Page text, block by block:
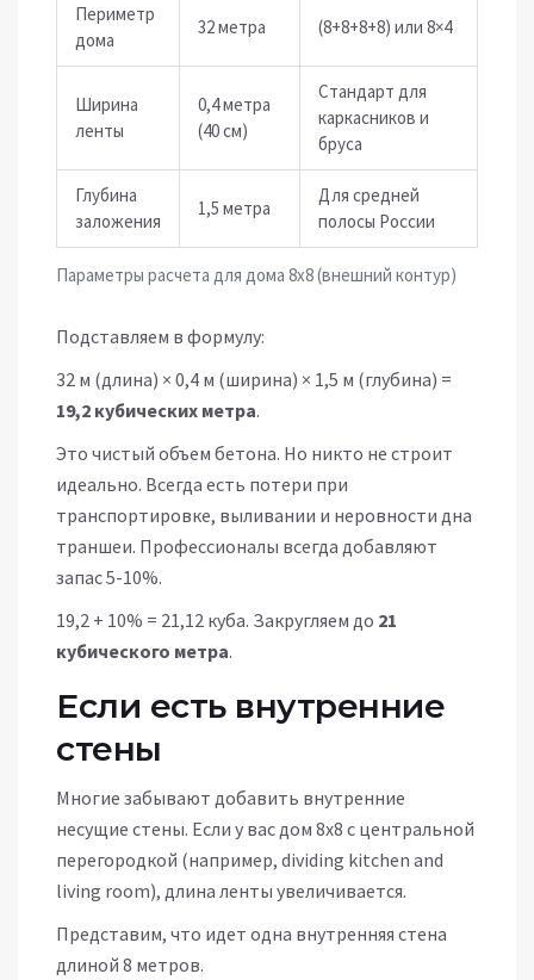
Параметры расчета для дома 8х8 (внешний контур)
Периметр
дома
32 метра (8+8+8+8) или 8×4
Ширина
ленты
0,4 метра
(40 см)
Стандарт для
каркасников и
бруса
Глубина
заложения
1,5 метра
Для средней
полосы России
Подставляем в формулу:
32 м (длина) × 0,4 м (ширина) × 1,5 м (глубина) =
19,2 кубических метра.
Это чистый объем бетона. Но никто не строит
идеально. Всегда есть потери при
транспортировке, выливании и неровности дна
траншеи. Профессионалы всегда добавляют
запас 5-10%.
19,2 + 10% = 21,12 куба. Закругляем до 21
кубического метра.
Если есть внутренние
стены
Многие забывают добавить внутренние
несущие стены. Если у вас дом 8х8 с центральной
перегородкой (например, dividing kitchen and
living room), длина ленты увеличивается.
Представим, что идет одна внутренняя стена
длиной 8 метров.